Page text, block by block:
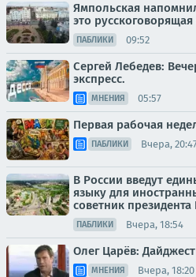
Ямпольская
это русскоговорящая
ПАБЛИКИ 09:52
Сергей Лебедев:
экспресс.
МНЕНИЯ 05:57
Первая рабочая
ПАБЛИКИ Вчера,
В России введут
языку для
советник
ПАБЛИКИ Вчера, 18:54
Олег Царёв:
МНЕНИЯ Вчера, 18:20